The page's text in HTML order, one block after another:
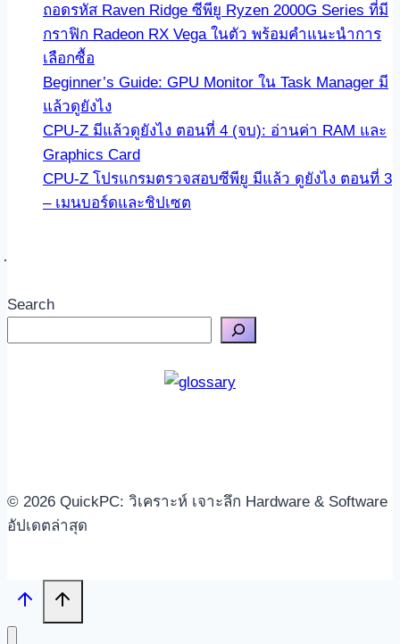
ถอดรหัส Raven Ridge ซีพียู Ryzen 2000G Series ที่มี
กราฟิก Radeon RX Vega ในตัว พร้อมคำแนะนำการ
เลือกซื้อ
Beginner’s Guide: GPU Monitor ใน Task Manager มี
แล้วดูยังไง
CPU-Z มีแล้วดูยังไง ตอนที่ 4 (จบ): อ่านค่า RAM และ
Graphics Card
CPU-Z โปรแกรมตรวจสอบซีพียู มีแล้ว ดูยังไง ตอนที่ 3
– เมนบอร์ดและชิปเซต
Search
© 2026 QuickPC: วิเคราะห์ เจาะลึก Hardware & Software
อัปเดตล่าสุด